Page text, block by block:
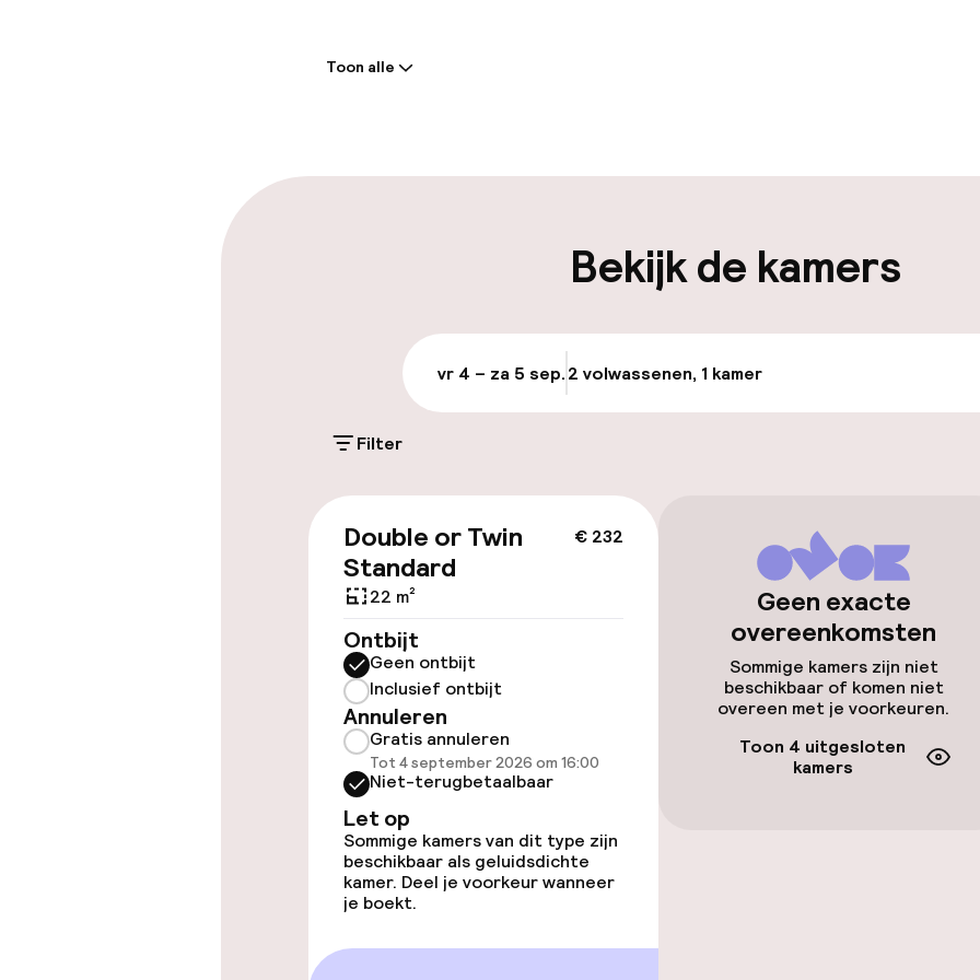
Parkeergelegenheid op eigen
€ 13,00 per dag
Openbaar parkeren
Toegankelijkheid
Overal rolstoeltoegankelijk
Lift
Voor
beschikbaar
Kamers
Voor toegankelijkheid
geoptimaliseerde kamers
beschikbaar
Zwemmen & wellness
Toon alle
Bekijk de kamers
vr 4 – za 5 sep.2 volwassenen, 1 kamer
Filter
€ 232
Double or Twin
Standard
22 m²
Ontbijt
Geen ontbijt
Inclusief ontbijt
Annuleren
Gratis annuleren
Tot 4 september 2026 om 16:00
Niet-terugbetaalbaar
Let op
Sommige kamers van dit type zijn
beschikbaar als geluidsdichte
kamer. Deel je voorkeur wanneer
je boekt.
Geen exacte
overeenkomsten
Sommige kamers zijn niet
beschikbaar of komen niet
overeen met je voorkeuren.
Toon 4 uitgesloten
kamers